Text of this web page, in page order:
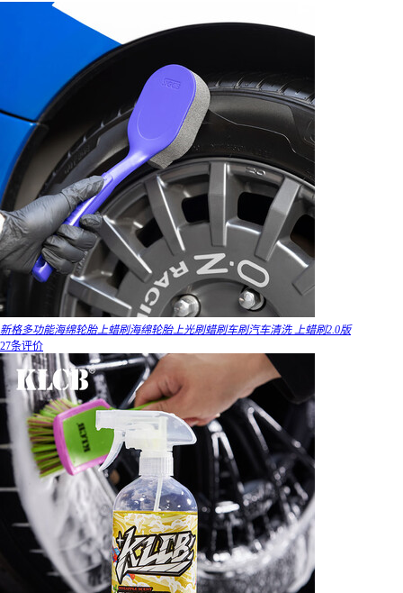
新格多功能海绵轮胎上蜡刷海绵轮胎上光刷蜡刷车刷汽车清洗 上蜡刷2.0版
27条评价